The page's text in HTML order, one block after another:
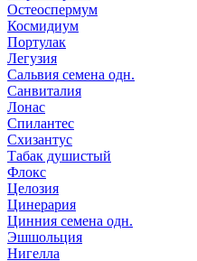
Остеоспермум
Космидиум
Портулак
Легузия
Сальвия семена одн.
Санвиталия
Лонас
Спилантес
Схизантус
Табак душистый
Флокс
Целозия
Цинерария
Цинния семена одн.
Эшшольция
Нигелла